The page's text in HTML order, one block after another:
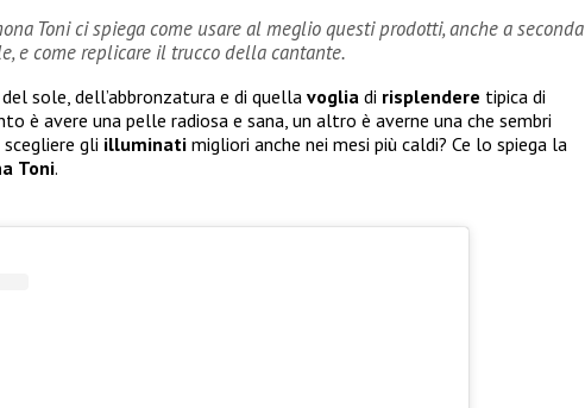
Toni ci spiega come usare al meglio questi prodotti, anche a seconda
e come replicare il trucco della cantante.
sole, dell’abbronzatura e di quella voglia di risplendere tipica di
è avere una pelle radiosa e sana, un altro è averne una che sembri
gli illuminati migliori anche nei mesi più caldi? Ce lo spiega la
Toni.